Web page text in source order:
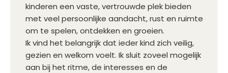
kinderen een vaste, vertrouwde plek bieden
met veel persoonlijke aandacht, rust en ruimte
om te spelen, ontdekken en groeien.
Ik vind het belangrijk dat ieder kind zich veilig,
gezien en welkom voelt. Ik sluit zoveel mogelijk
aan bij het ritme, de interesses en de